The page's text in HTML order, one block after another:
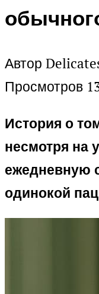
Автор
Просмотров
История о
несмотря на
ежедневную
одинокой